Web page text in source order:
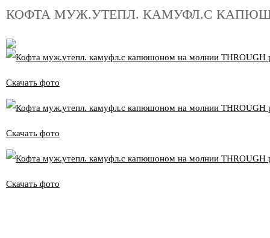
КОФТА МУЖ.УТЕПЛ. КАМУФЛ.С
Скачать фото
Скачать фото
Скачать фото